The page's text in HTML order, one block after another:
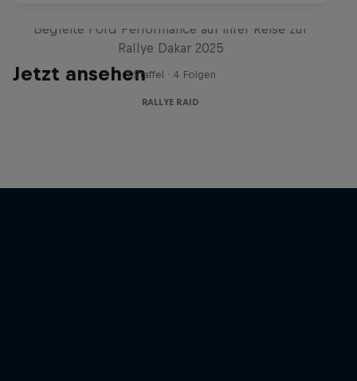
Jetzt ansehen
Begleite Ford Performance auf ihrer Reise zur
Rallye Dakar 2025
1 Staffel · 4 Folgen
RALLYE RAID